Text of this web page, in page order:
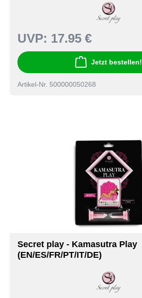
UVP: 17.95 €
Jetzt bestellen!
Artikel-Nr. 500000050268
Secret play - Kamasutra Play
(EN/ES/FR/PT/IT/DE)